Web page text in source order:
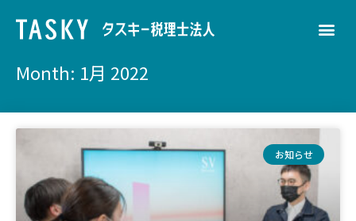
Month: 1月 2022
お知らせ